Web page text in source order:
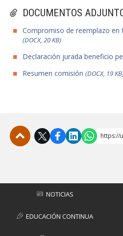
DOCUMENTOS
Compromiso de reemplazo en
(DOCX, 20 KB)
Declaración jurada beneficio
Resumen comisión (DOCX, 19
https://
NOTICIAS
EDUCACIÓN CONTINUA